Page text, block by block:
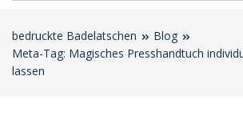
bedruckte Badelatschen
Blog
Meta-Tag: Magisches Presshandtuch
lassen